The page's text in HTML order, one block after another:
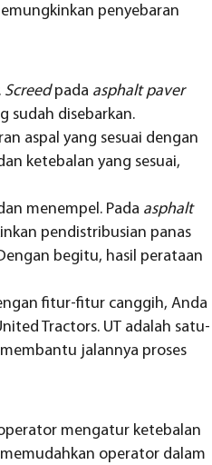
penyebaran
Screedpada asphalt paver
sudah disebarkan.
aspal yang sesuai dengan
ketebalan yang sesuai,
menempel. Pada asphalt
pendistribusian panas
begitu, hasil perataan
fitur-fitur canggih, Anda
Tractors. UT adalah satu-
jalannya proses
mengatur ketebalan
operator dalam